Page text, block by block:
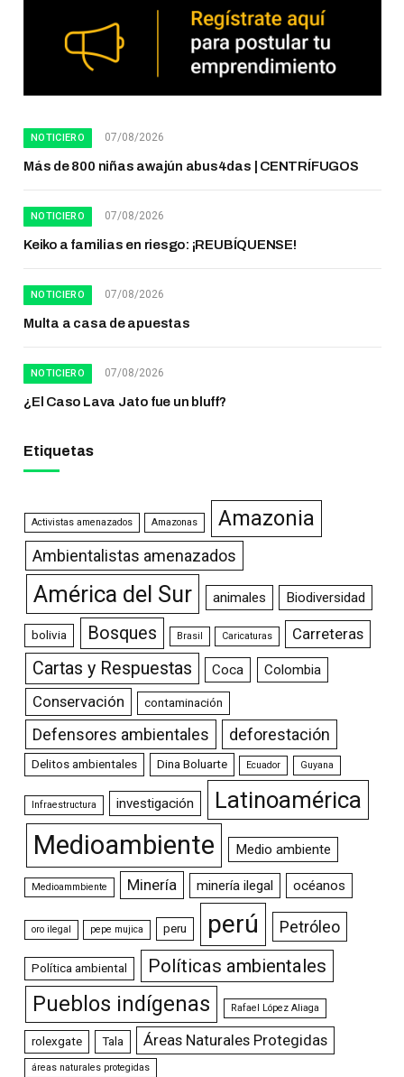
NOTICIERO 07/08/2026
Más de 800 niñas awajún abus4das | CENTRÍFUGOS
NOTICIERO 07/08/2026
Keiko a familias en riesgo: ¡REUBÍQUENSE!
NOTICIERO 07/08/2026
Multa a casa de apuestas
NOTICIERO 07/08/2026
¿El Caso Lava Jato fue un bluff?
Etiquetas
Activistas amenazados Amazonas Amazonia
Ambientalistas amenazados
América del Sur animales Biodiversidad
bolivia Bosques Brasil Caricaturas Carreteras
Cartas y Respuestas Coca Colombia
Conservación contaminación
Defensores ambientales deforestación
Delitos ambientales Dina Boluarte Ecuador Guyana
Infraestructura investigación Latinoamérica
Medioambiente Medio ambiente
Medioammbiente Minería minería ilegal océanos
oro ilegal pepe mujica peru perú Petróleo
Política ambiental Políticas ambientales
Pueblos indígenas Rafael López Aliaga
rolexgate Tala Áreas Naturales Protegidas
áreas naturales protegidas